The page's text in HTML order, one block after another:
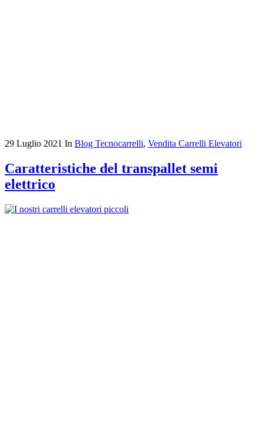
29 Luglio 2021 In Blog Tecnocarrelli, Vendita Carrelli Elevatori
Caratteristiche del transpallet semi
elettrico